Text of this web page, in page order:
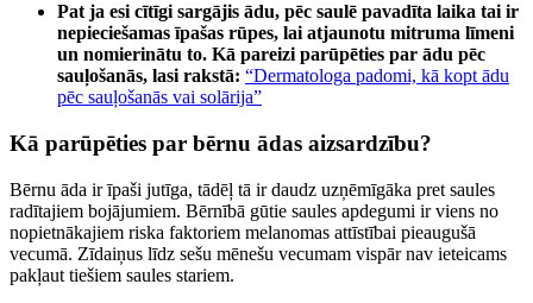
Pat ja esi cītīgi sargājis ādu, pēc saulē pavadīta laika tai ir
nepieciešamas īpašas rūpes, lai atjaunotu mitruma līmeni
un nomierinātu to. Kā pareizi parūpēties par ādu pēc
sauļošanās, lasi rakstā: “Dermatologa padomi, kā kopt ādu
pēc sauļošanās vai solārija”
Kā parūpēties par bērnu ādas aizsardzību?
Bērnu āda ir īpaši jutīga, tādēļ tā ir daudz uzņēmīgāka pret saules
radītajiem bojājumiem. Bērnībā gūtie saules apdegumi ir viens no
nopietnākajiem riska faktoriem melanomas attīstībai pieaugušā
vecumā. Zīdaiņus līdz sešu mēnešu vecumam vispār nav ieteicams
pakļaut tiešiem saules stariem.